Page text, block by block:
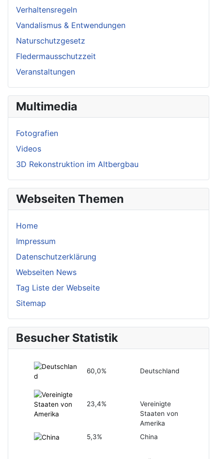
Verhaltensregeln
Vandalismus & Entwendungen
Naturschutzgesetz
Fledermausschutzzeit
Veranstaltungen
Multimedia
Fotografien
Videos
3D Rekonstruktion im Altbergbau
Webseiten Themen
Home
Impressum
Datenschutzerklärung
Webseiten News
Tag Liste der Webseite
Sitemap
Besucher Statistik
60,0% Deutschland
23,4%
Vereinigte
Staaten von
Amerika
5,3%
China